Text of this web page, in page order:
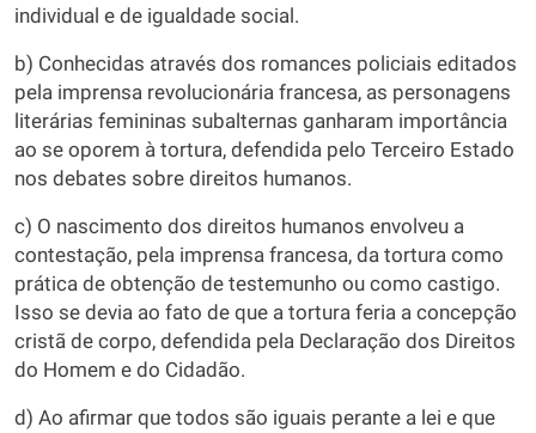
individual e de igualdade social.
b) Conhecidas através dos romances policiais editados
pela imprensa revolucionária francesa, as personagens
literárias femininas subalternas ganharam importância
ao se oporem à tortura, defendida pelo Terceiro Estado
nos debates sobre direitos humanos.
c) O nascimento dos direitos humanos envolveu a
contestação, pela imprensa francesa, da tortura como
prática de obtenção de testemunho ou como castigo.
Isso se devia ao fato de que a tortura feria a concepção
cristã de corpo, defendida pela Declaração dos Direitos
do Homem e do Cidadão.
d) Ao afirmar que todos são iguais perante a lei e que